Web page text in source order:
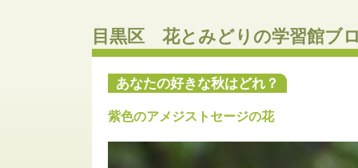
目黒区 花とみどりの学習館ブ
あなたの好きな秋はどれ？
紫色のアメジストセージの花